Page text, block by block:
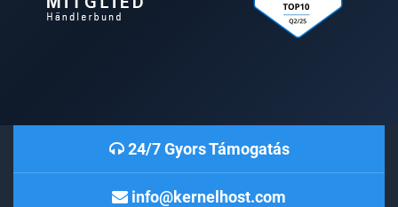
24/7 Gyors Támogatás
info@kernelhost.com